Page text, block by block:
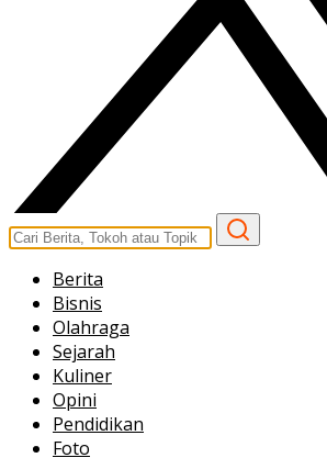
Berita
Bisnis
Olahraga
Sejarah
Kuliner
Opini
Pendidikan
Foto